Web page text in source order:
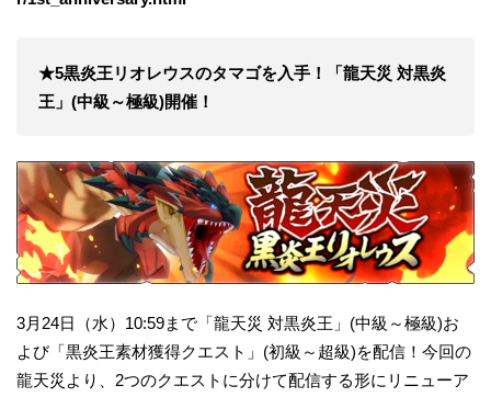
★5黒炎王リオレウスのタマゴを入手！ 「龍天災 対黒炎
王」 (中級～極級)開催！
3月24日（水）10:59まで「龍天災 対黒炎王」(中級～極級)お
よび「黒炎王素材獲得クエスト」(初級～超級)を配信！今回の
龍天災より、2つのクエストに分けて配信する形にリニューア